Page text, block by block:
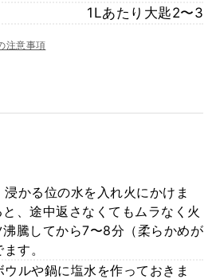
1Lあたり大匙2〜3
注意事項
かる位の水を入れ火にかけま
、途中返さなくてもムラなく火
騰してから7〜8分（柔らかめが
す。
ルや鍋に塩水を作っておきま